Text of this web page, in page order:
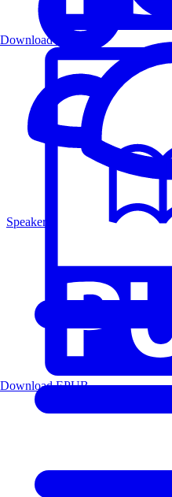
Speakers
Download PDF
Download EPUB